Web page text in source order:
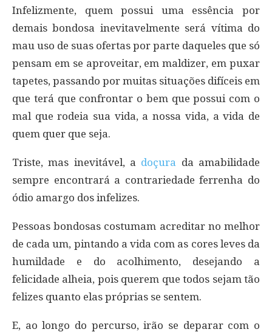
Infelizmente, quem possui uma essência por
demais bondosa inevitavelmente será vítima do
mau uso de suas ofertas por parte daqueles que só
pensam em se aproveitar, em maldizer, em puxar
tapetes, passando por muitas situações difíceis em
que terá que confrontar o bem que possui com o
mal que rodeia sua vida, a nossa vida, a vida de
quem quer que seja.
Triste, mas inevitável, a doçura da amabilidade
sempre encontrará a contrariedade ferrenha do
ódio amargo dos infelizes.
Pessoas bondosas costumam acreditar no melhor
de cada um, pintando a vida com as cores leves da
humildade e do acolhimento, desejando a
felicidade alheia, pois querem que todos sejam tão
felizes quanto elas próprias se sentem.
E, ao longo do percurso, irão se deparar com o